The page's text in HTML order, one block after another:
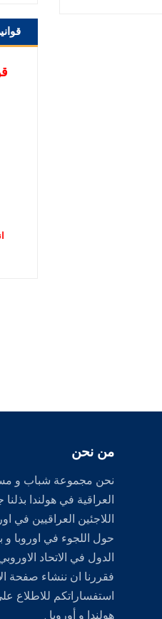
من نحن
نحن مجموعة شباب و
العراقية في هولندا
اللاجئين العراقيين في
حول اللجوء في اوروبا
الدول في الاتحاد
فقررنا ان ننشاء صفحة
استفساراتكم للاطلاع
هولندا و أوروبا .